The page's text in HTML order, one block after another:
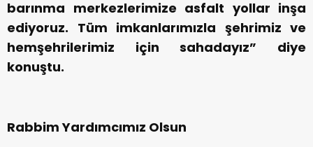
barınma merkezlerimize asfalt yollar inşa
ediyoruz. Tüm imkanlarımızla şehrimiz ve
hemşehrilerimiz için sahadayız” diye
konuştu.
Rabbim Yardımcımız Olsun